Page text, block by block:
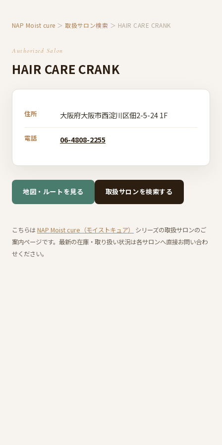
NAP Moist cure ＞取扱サロン検索 ＞ HAIR CARE CRANK
Authorized Salon
HAIR CARE CRANK
住所 大阪府大阪市西淀川区佃2-5-24 1F
電話 06-4808-2255
地図・ルートを見る 取扱サロンを検索する
こちらはNAP Moist cure（モイストキュア）
シリーズの取扱サロンのご
案内ページです。最新の在庫・取り扱い状況は各サロンへ直接お問い合わ
せください。